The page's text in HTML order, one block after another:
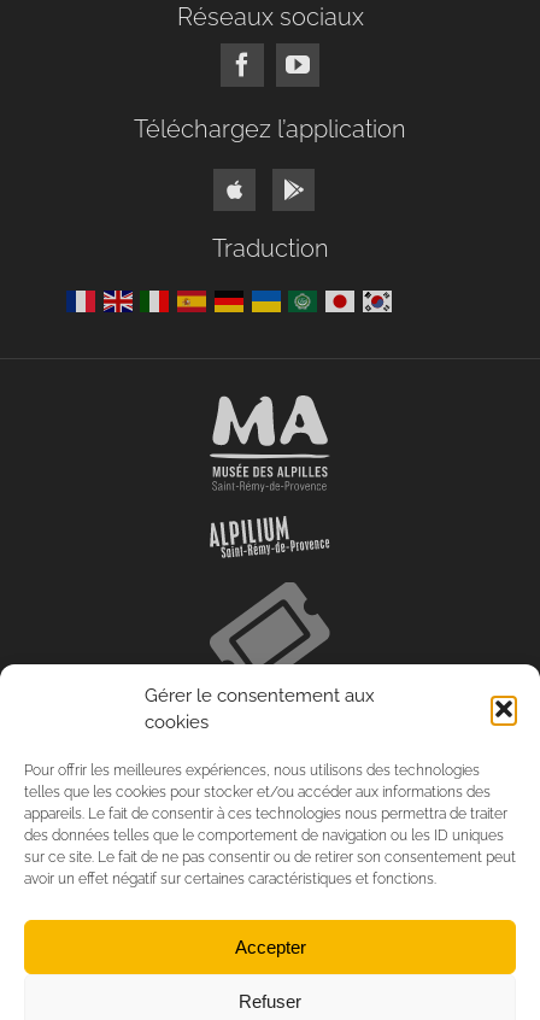
Gérer le consentement aux
cookies
Pour offrir les meilleures expériences, nous utilisons des technologies
telles que les cookies pour stocker et/ou accéder aux informations des
appareils. Le fait de consentir à ces technologies nous permettra de traiter
des données telles que le comportement de navigation ou les ID uniques
sur ce site. Le fait de ne pas consentir ou de retirer son consentement peut
avoir un effet négatif sur certaines caractéristiques et fonctions.
Accepter
Refuser
Réseaux sociaux
Téléchargez l’application
Traduction